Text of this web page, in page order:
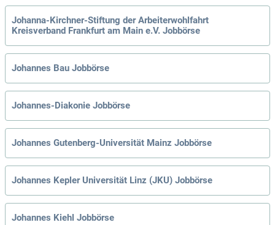
Johanna-Kirchner-Stiftung der Arbeiterwohlfahrt
Kreisverband Frankfurt am Main e.V. Jobbörse
Johannes Bau Jobbörse
Johannes-Diakonie Jobbörse
Johannes Gutenberg-Universität Mainz Jobbörse
Johannes Kepler Universität Linz (JKU) Jobbörse
Johannes Kiehl Jobbörse